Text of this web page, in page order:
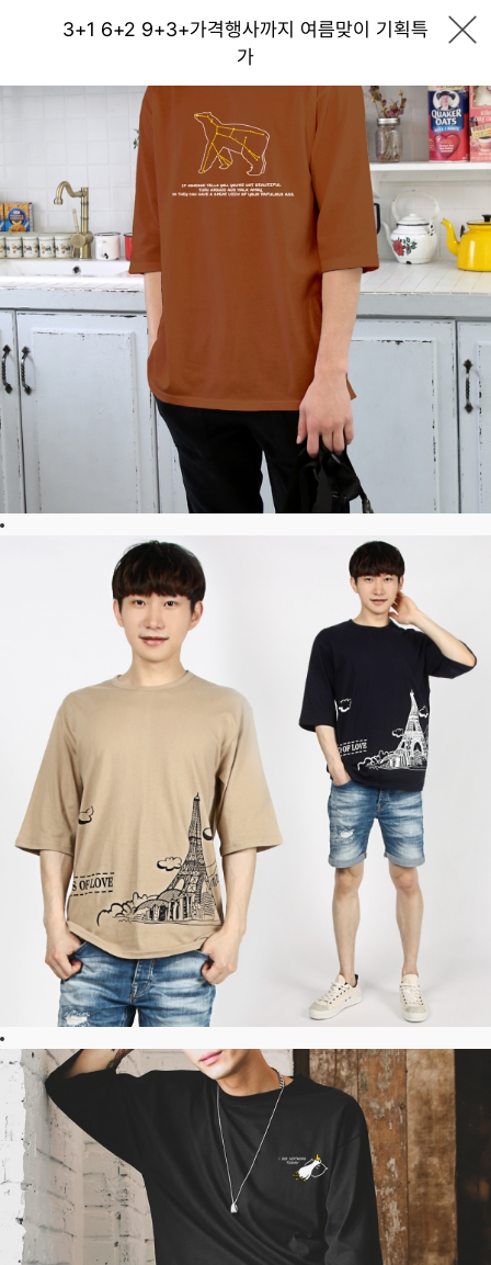
3+1 6+2 9+3+가격행사까지 여름맞이 기획특
가